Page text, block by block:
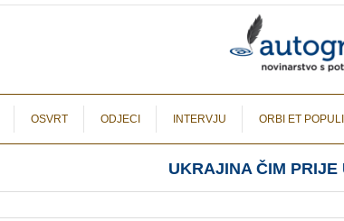
OSVRT ODJECI INTERVJU ORBI ET
UKRAJINA ČIM